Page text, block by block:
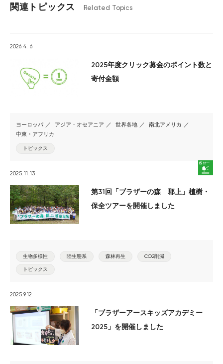
関連トピックス Related Topics
2026.4. 6
2025年度クリック募金のポイント数と
寄付金額
ヨーロッパ アジア・オセアニア 世界各地
南北アメリカ
中東・アフリカ
トピックス
2025.11.13
第31回「ブラザーの森 郡上」植樹・
保全ツアーを開催しました
生物多様性 陸生態系 森林再生 CO2削減
トピックス
2025.9.12
「ブラザーアースキッズアカデミー
2025」を開催しました